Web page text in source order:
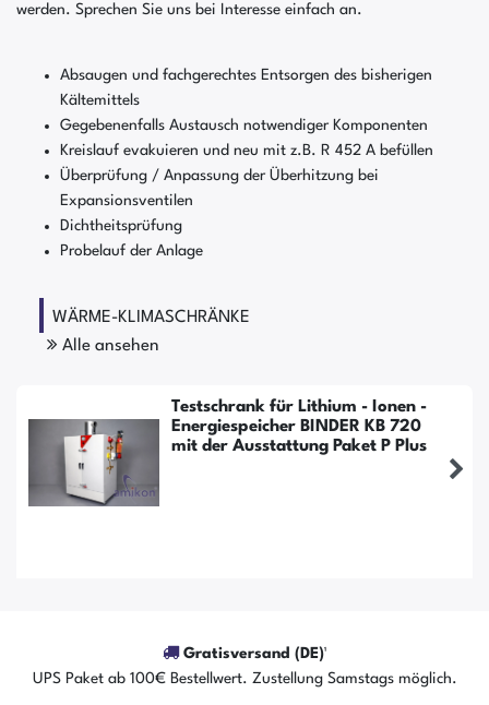
werden. Sprechen Sie uns bei Interesse einfach an.
Absaugen und fachgerechtes Entsorgen des bisherigen
Kältemittels
Gegebenenfalls Austausch notwendiger Komponenten
Kreislauf evakuieren und neu mit z.B. R 452 A befüllen
Überprüfung / Anpassung der Überhitzung bei
Expansionsventilen
Dichtheitsprüfung
Probelauf der Anlage
WÄRME-KLIMASCHRÄNKE
Alle ansehen
Testschrank für Lithium - Ionen -
Energiespeicher BINDER KB 720
mit der Ausstattung Paket P Plus
Gratisversand (DE)¹
UPS Paket ab 100€ Bestellwert. Zustellung Samstags möglich.